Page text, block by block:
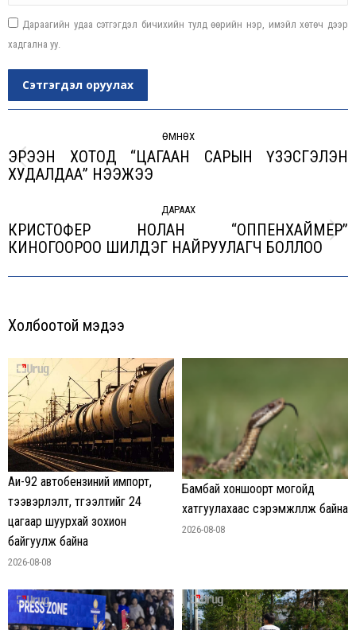
Дараагийн удаа сэтгэгдэл бичихийн тулд өөрийн нэр, имэйл хөтөч дээр
хадгална уу.
Сэтгэгдэл оруулах
ӨМНӨХ
Previous
ЭРЭЭН ХОТОД “ЦАГААН САРЫН ҮЗЭСГЭЛЭН
ХУДАЛДАА” НЭЭЖЭЭ
ДАРААХ
Next
КРИСТОФЕР НОЛАН “ОППЕНХАЙМЕР”
КИНОГООРОО ШИЛДЭГ НАЙРУУЛАГЧ БОЛЛОО
Холбоотой мэдээ
Аи-92 автобензиний импорт,
тээвэрлэлт, түгээлтийг 24
цагаар шуурхай зохион
байгуулж байна
2026-08-08
Бамбай хоншоорт могойд
хатгуулахаас сэрэмжлүүлж байна
2026-08-08